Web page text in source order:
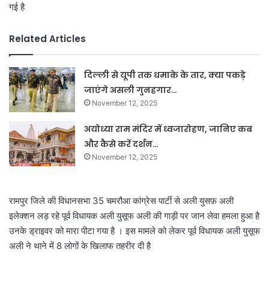
गई है
Related Articles
दिल्ली से यूपी तक धमाके के तार, क्या पकड़े
जाएंगे असली गुनहगार…
November 12, 2025
अयोध्या राम मंदिर में ध्वजारोहण, जानिए कब
और कैसे करें दर्शन…
November 12, 2025
रामपुर जिले की विधानसभा 35 चमरौआ कांग्रेस पार्टी से अली युसफ़ अली
इलेक्शन लड़ रहे पूर्व विधायक अली युसूफ अली की गाड़ी पर जान लेवा हमला हुआ है
उनके ड्राइवर को मारा पीटा गया है । इस मामले को लेकर पूर्व विधायक अली युसूफ
अली ने थाने में 8 लोगों के खिलाफ तहरीर दी है